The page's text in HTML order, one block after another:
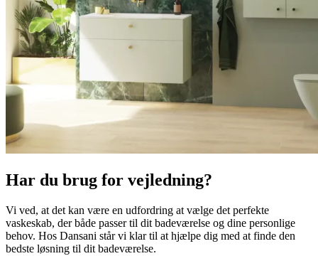
Har du brug for vejledning?
Vi ved, at det kan være en udfordring at vælge det perfekte
vaskeskab, der både passer til dit badeværelse og dine personlige
behov. Hos Dansani står vi klar til at hjælpe dig med at finde den
bedste løsning til dit badeværelse.